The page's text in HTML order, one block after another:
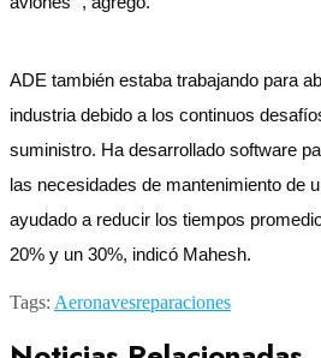
ADE también estaba trabajando para
industria debido a los continuos
suministro. Ha desarrollado software
las necesidades de mantenimiento de
ayudado a reducir los tiempos
20% y un 30%, indicó Mahesh.
Tags: Aeronavesreparaciones